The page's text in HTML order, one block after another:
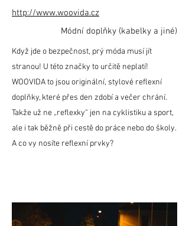
http://www.woovida.cz
Módní doplňky (kabelky a jiné)
Když jde o bezpečnost, prý móda musí jít
stranou! U této značky to určitě neplatí!
WOOVIDA to jsou originální, stylové reflexní
doplňky, které přes den zdobí a večer chrání.
Takže už ne „reflexky“ jen na cyklistiku a sport,
ale i tak běžně při cestě do práce nebo do školy.
A co vy nosíte reflexní prvky?